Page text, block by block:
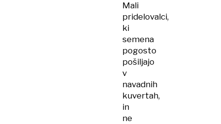
Mali
pridelovalci,
ki
semena
pogosto
pošiljajo
v
navadnih
kuvertah,
in
ne